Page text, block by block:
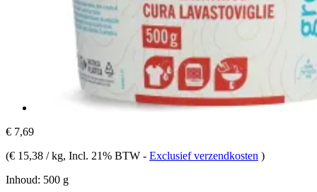
€ 7,69
(€ 15,38 / kg, Incl. 21% BTW - Exclusief verzendkosten )
Inhoud: 500 g